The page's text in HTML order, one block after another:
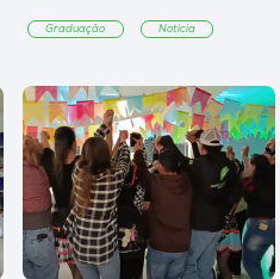
Graduação Notícia